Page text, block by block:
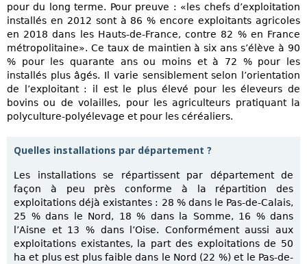
pour du long terme. Pour preuve : «les chefs d’exploitation
installés en 2012 sont à 86 % encore exploitants agricoles
en 2018 dans les Hauts-de-France, contre 82 % en France
métropolitaine». Ce taux de maintien à six ans s’élève à 90
% pour les quarante ans ou moins et à 72 % pour les
installés plus âgés. Il varie sensiblement selon l’orientation
de l’exploitant : il est le plus élevé pour les éleveurs de
bovins ou de volailles, pour les agriculteurs pratiquant la
polyculture-polyélevage et pour les céréaliers.
Quelles installations par département ?
Les installations se répartissent par département de
façon à peu près conforme à la répartition des
exploitations déjà existantes : 28 % dans le Pas-de-Calais,
25 % dans le Nord, 18 % dans la Somme, 16 % dans
l’Aisne et 13 % dans l’Oise. Conformément aussi aux
exploitations existantes, la part des exploitations de 50
ha et plus est plus faible dans le Nord (22 %) et le Pas-de-